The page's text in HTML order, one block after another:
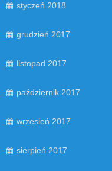
styczeń 2018
grudzień 2017
listopad 2017
październik 2017
wrzesień 2017
sierpień 2017